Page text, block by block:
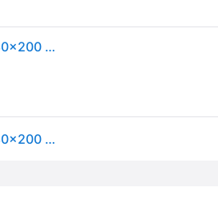
vidaXL Massivholzbett mit Regal ohne Matratze Weiß 180x200 cm Kiefer
vidaXL Massivholzbett mit Regal ohne Matratze Weiß 180x200 cm Kiefer